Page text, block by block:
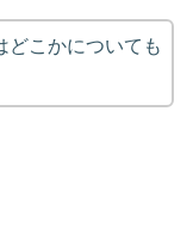
どこかについても